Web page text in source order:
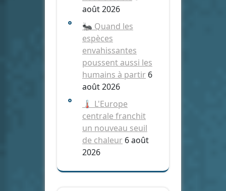
août 2026
🐜 Quand les
espèces
envahissantes
poussent aussi les
humains à partir 6
août 2026
🌡️ L'Europe
centrale franchit
un nouveau seuil
de chaleur 6 août
2026